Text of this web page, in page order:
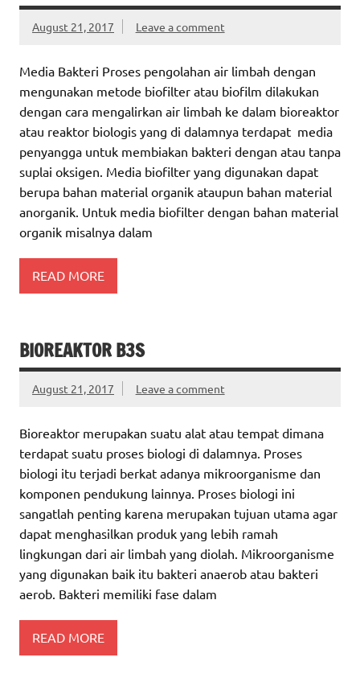
August 21, 2017 Leave a comment
Media Bakteri Proses pengolahan air limbah dengan
mengunakan metode biofilter atau biofilm dilakukan
dengan cara mengalirkan air limbah ke dalam bioreaktor
atau reaktor biologis yang di dalamnya terdapat media
penyangga untuk membiakan bakteri dengan atau tanpa
suplai oksigen. Media biofilter yang digunakan dapat
berupa bahan material organik ataupun bahan material
anorganik. Untuk media biofilter dengan bahan material
organik misalnya dalam
READ MORE
BIOREAKTOR B3S
August 21, 2017 Leave a comment
Bioreaktor merupakan suatu alat atau tempat dimana
terdapat suatu proses biologi di dalamnya. Proses
biologi itu terjadi berkat adanya mikroorganisme dan
komponen pendukung lainnya. Proses biologi ini
sangatlah penting karena merupakan tujuan utama agar
dapat menghasilkan produk yang lebih ramah
lingkungan dari air limbah yang diolah. Mikroorganisme
yang digunakan baik itu bakteri anaerob atau bakteri
aerob. Bakteri memiliki fase dalam
READ MORE